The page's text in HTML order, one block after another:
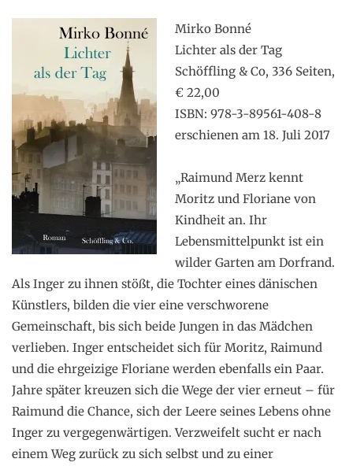
Mirko Bonné
Lichter als der Tag
Schöffling & Co, 336 Seiten,
€ 22,00
ISBN: 978-3-89561-408-8
erschienen am 18. Juli 2017
„Raimund Merz kennt
Moritz und Floriane von
Kindheit an. Ihr
Lebensmittelpunkt ist ein
wilder Garten am Dorfrand.
Als Inger zu ihnen stößt, die Tochter eines dänischen
Künstlers, bilden die vier eine verschworene
Gemeinschaft, bis sich beide Jungen in das Mädchen
verlieben. Inger ent­scheidet sich für Moritz, Raimund
und die ehrgeizige Floriane werden ebenfalls ein Paar.
Jahre später kreuzen sich die Wege der vier erneut – für
Raimund die Chance, sich der Leere seines Lebens ohne
Inger zu vergegenwärtigen. Ver­zweifelt sucht er nach
einem Weg zurück zu sich selbst und zu einer